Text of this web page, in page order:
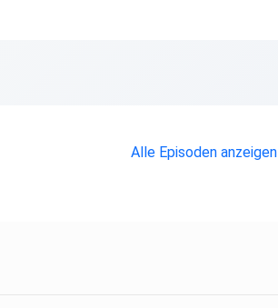
Alle Episoden anzeigen